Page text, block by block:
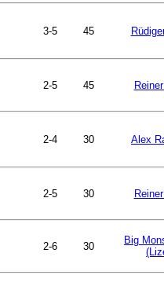
3-5 45
2-5 45
2-4 30 Alex
2-5 30
2-6 30
Big